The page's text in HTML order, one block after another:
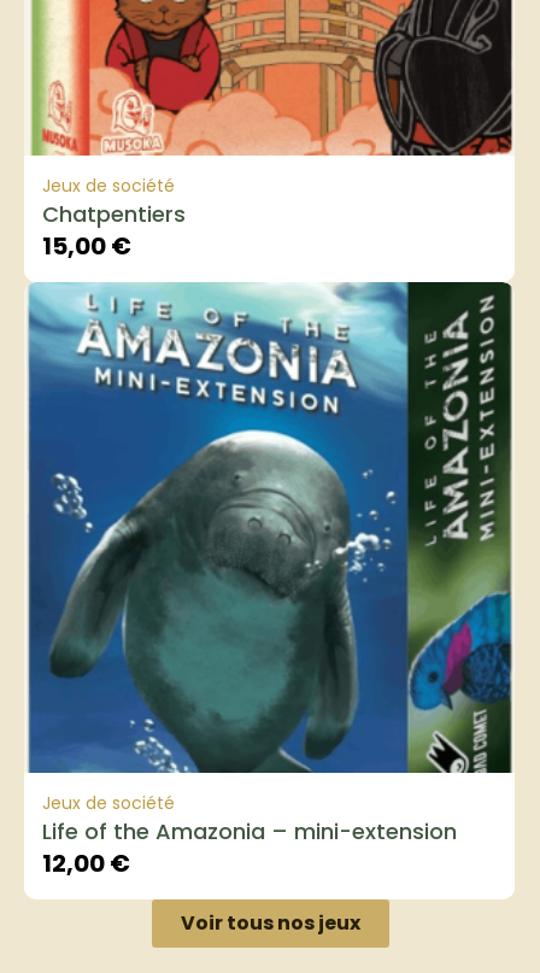
Jeux de société
Chatpentiers
15,00€
Jeux de société
Life of the Amazonia – mini-extension
12,00€
Voir tous nos jeux